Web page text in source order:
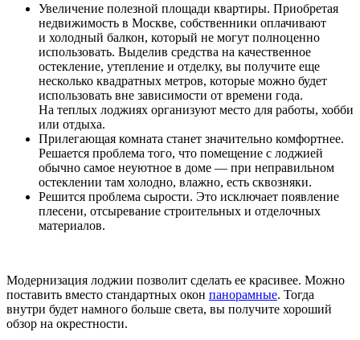
Увеличение полезной площади квартиры. Приобретая
недвижимость в Москве, собственники оплачивают
и холодный балкон, который не могут полноценно
использовать. Выделив средства на качественное
остекление, утепление и отделку, вы получите еще
несколько квадратных метров, которые можно будет
использовать вне зависимости от времени года.
На теплых лоджиях организуют место для работы, хобби
или отдыха.
Прилегающая комната станет значительно комфортнее.
Решается проблема того, что помещение с лоджией
обычно самое неуютное в доме — при неправильном
остеклении там холодно, влажно, есть сквозняки.
Решится проблема сырости. Это исключает появление
плесени, отсыревание строительных и отделочных
материалов.
Модернизация лоджии позволит сделать ее красивее. Можно
поставить вместо стандартных окон панорамные. Тогда
внутри будет намного больше света, вы получите хороший
обзор на окрестности.